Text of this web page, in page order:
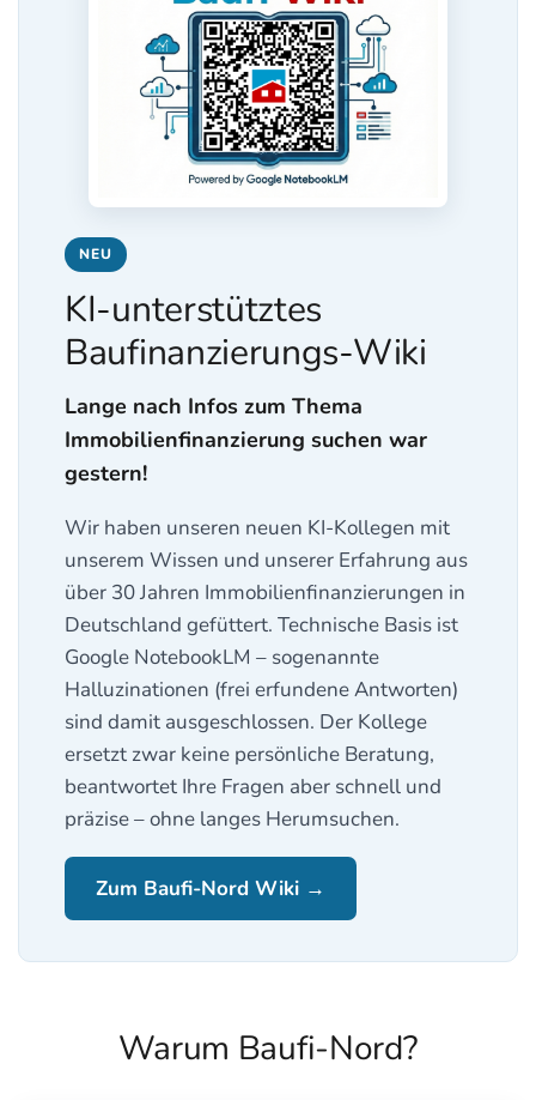
NEU
KI-unterstütztes
Baufinanzierungs-Wiki
Lange nach Infos zum Thema
Immobilienfinanzierung suchen war
gestern!
Wir haben unseren neuen KI-Kollegen mit
unserem Wissen und unserer Erfahrung aus
über 30 Jahren Immobilienfinanzierungen in
Deutschland gefüttert. Technische Basis ist
Google NotebookLM – sogenannte
Halluzinationen (frei erfundene Antworten)
sind damit ausgeschlossen. Der Kollege
ersetzt zwar keine persönliche Beratung,
beantwortet Ihre Fragen aber schnell und
präzise – ohne langes Herumsuchen.
Zum Baufi-Nord Wiki →
Warum Baufi-Nord?